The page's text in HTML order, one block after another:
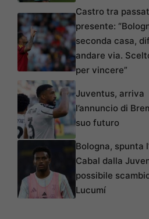
Castro tra
presente:
seconda casa,
andare via.
per vincere”
Juventus, arriva
l’annuncio di
suo futuro
Bologna, spunta
Cabal dalla
possibile
Lucumí